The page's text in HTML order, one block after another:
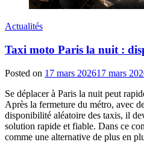
Actualités
Taxi moto Paris la nuit :
Posted on 17 mars 202617 mars
Se déplacer à Paris la nuit peut
Après la fermeture du métro, avec
disponibilité aléatoire des taxis, il
solution rapide et fiable. Dans ce
comme une alternative de plus en